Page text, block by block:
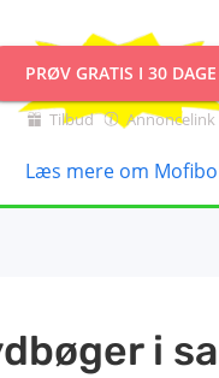
PRØV GRATIS I 30 DAGE
Tilbud Annoncelink
Læs mere om Mofibo
i